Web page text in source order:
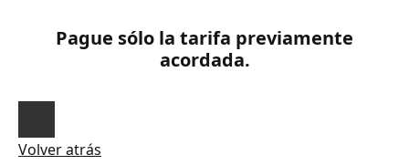
Pague sólo la tarifa previamente
acordada.
Volver atrás